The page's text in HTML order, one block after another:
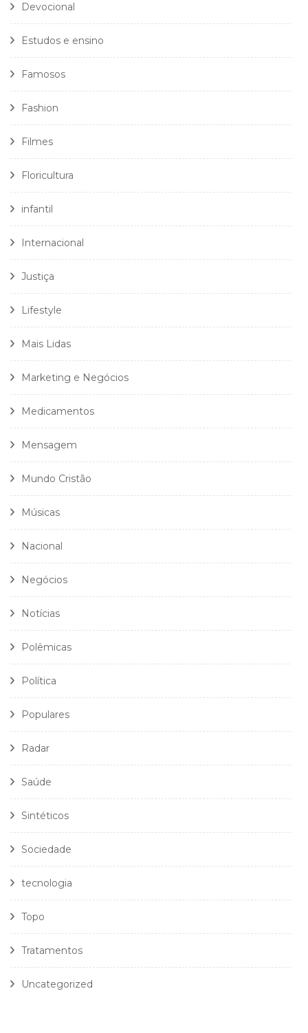
Devocional
Estudos e ensino
Famosos
Fashion
Filmes
Floricultura
infantil
Internacional
Justiça
Lifestyle
Mais Lidas
Marketing e Negócios
Medicamentos
Mensagem
Mundo Cristão
Músicas
Nacional
Negócios
Notícias
Polêmicas
Política
Populares
Radar
Saúde
Sintéticos
Sociedade
tecnologia
Topo
Tratamentos
Uncategorized